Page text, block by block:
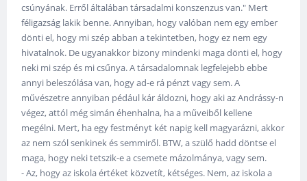
csúnyának. Erről általában társadalmi konszenzus van." Mert
féligazság lakik benne. Annyiban, hogy valóban nem egy ember
dönti el, hogy mi szép abban a tekintetben, hogy ez nem egy
hivatalnok. De ugyanakkor bizony mindenki maga dönti el, hogy
neki mi szép és mi csűnya. A társadalomnak legfelejebb ebbe
annyi beleszólása van, hogy ad-e rá pénzt vagy sem. A
művészetre annyiban pédául kár áldozni, hogy aki az Andrássy-n
végez, attól még simán éhenhalna, ha a műveiből kellene
megélni. Mert, ha egy festményt két napig kell magyarázni, akkor
az nem szól senkinek és semmiről. BTW, a szülő hadd döntse el
maga, hogy neki tetszik-e a csemete mázolmánya, vagy sem.
- Az, hogy az iskola értéket közvetít, kétséges. Nem, az iskola a